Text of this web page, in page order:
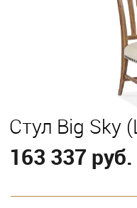
Стул Big Sky
163 337 руб.